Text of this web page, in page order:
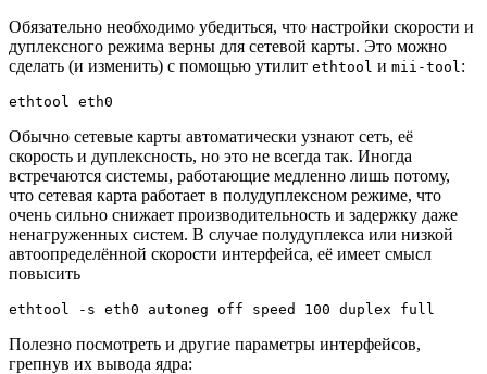
Обязательно необходимо убедиться, что настройки скорости и
дуплексного режима верны для сетевой карты. Это можно
сделать (и изменить) с помощью утилит ethtool и mii-tool :
Обычно сетевые карты автоматически узнают сеть, её
скорость и дуплексность, но это не всегда так. Иногда
встречаются системы, работающие медленно лишь потому,
что сетевая карта работает в полудуплексном режиме, что
очень сильно снижает производительность и задержку даже
ненагруженных систем. В случае полудуплекса или низкой
автоопределённой скорости интерфейса, её имеет смысл
повысить
Полезно посмотреть и другие параметры интерфейсов,
грепнув их вывода ядра: